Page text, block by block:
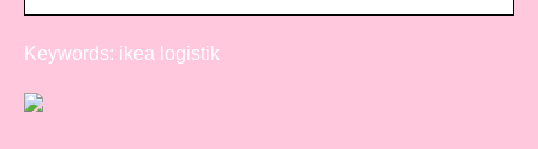
Keywords: ikea logistik